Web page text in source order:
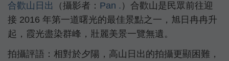
合歡山日出 （攝影者： Pan . ）合歡山是民眾前往迎
接 2016 年第一道曙光的最佳景點之一，旭日冉冉升
起，霞光盡染群峰，壯麗美景一覽無遺。
拍攝評語：相對於夕陽，高山日出的拍攝更顯困難，